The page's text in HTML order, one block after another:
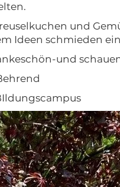
und
Ideen schmieden
und